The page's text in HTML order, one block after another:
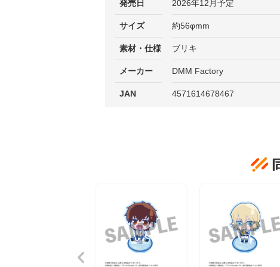
発売日 2026年12月予定
サイズ 約56φmm
素材・仕様 ブリキ
メーカー DMM Factory
JAN 4571614678467